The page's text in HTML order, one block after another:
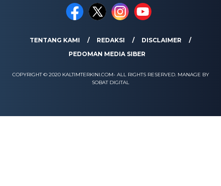
TENTANG KAMI REDAKSI
DISCLAIMER
PEDOMAN MEDIA SIBER
COPYRIGHT © 2020 KALTIMTERKINI.COM- ALL RIGHTS RESERVED. MANAGE BY
SOBAT DIGITAL